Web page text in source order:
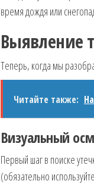
время дождя или
Выявление
Теперь, когда мы
Читайте также:
Визуальный
Первый шаг в поиске
(обязательно